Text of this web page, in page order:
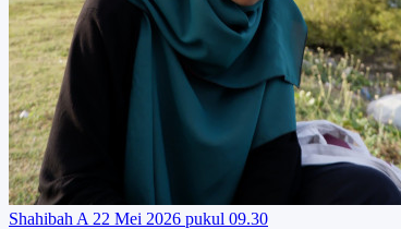
Shahibah A 22 Mei 2026 pukul 09.30